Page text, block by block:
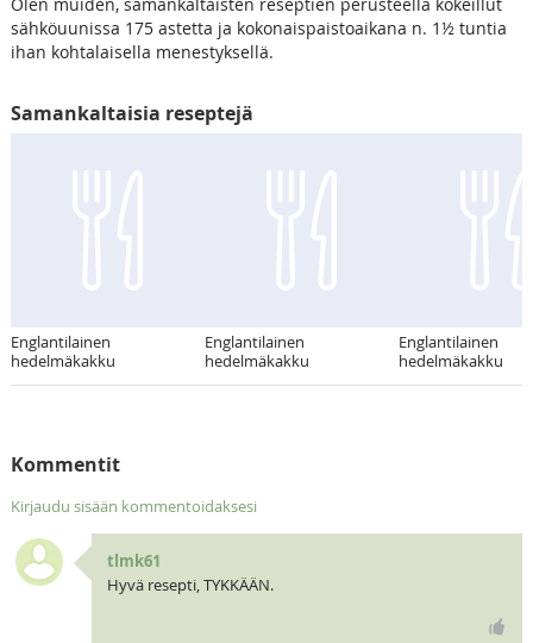
sähköuunissa 175 astetta ja kokonaispaistoaikana n. 1½ tuntia
ihan kohtalaisella menestyksellä.
Samankaltaisia reseptejä
Englantilainen
hedelmäkakku
Englantilainen
hedelmäkakku
Englantilainen
hedelmäkakku
Kommentit
Kirjaudu sisään kommentoidaksesi
tlmk61
Hyvä resepti, TYKKÄÄN.